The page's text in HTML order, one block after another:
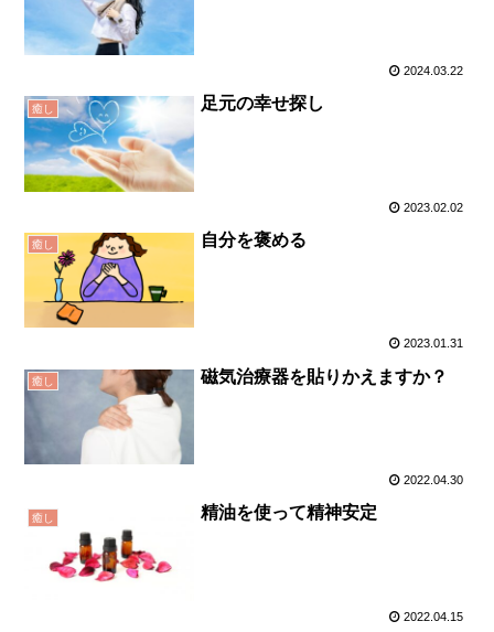
2024.03.22
癒し 足元の幸せ探し
2023.02.02
癒し 自分を褒める
2023.01.31
癒し 磁気治療器を貼りかえますか？
2022.04.30
癒し 精油を使って精神安定
2022.04.15